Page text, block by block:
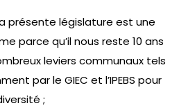
présente législature est une
parce qu’il nous reste 10 ans
leviers communaux tels
par le GIEC et l’IPEBS pour
;